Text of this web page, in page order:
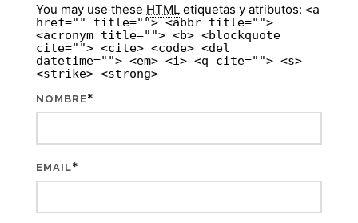
You may use these HTML etiquetas y atributos: <a
href="" title=""> <abbr title="">
<acronym title=""> <b> <blockquote
cite=""> <cite> <code> <del
datetime=""> <em> <i> <q cite=""> <s>
<strike> <strong>
NOMBRE*
EMAIL*